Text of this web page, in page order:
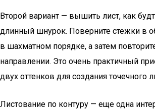
Второй вариант — вышить лист, как
длинный шнурок. Поверните стежки в
в шахматном порядке, а затем
направлении. Это очень практичный
двух оттенков для создания точечного
Листование по контуру — еще одна